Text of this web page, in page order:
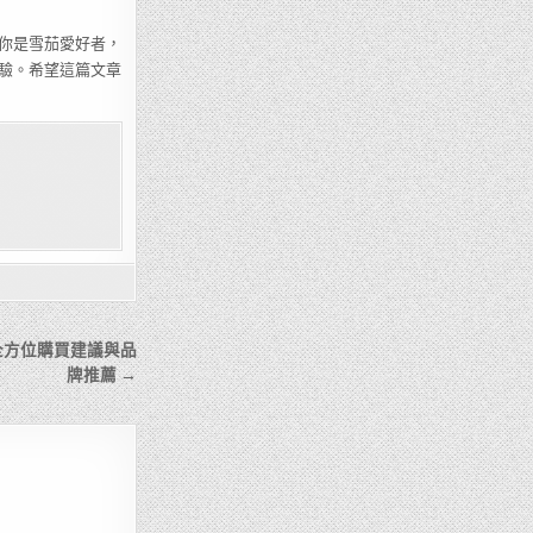
是雪茄愛好者，
。希望這篇文章
位購買建議與品
牌推薦 →